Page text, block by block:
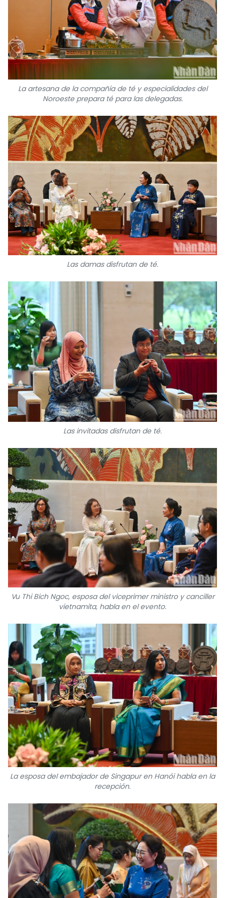
La artesana de la compañía de té y especialidades del
Noroeste prepara té para las delegadas.
Las damas disfrutan de té.
Las invitadas disfrutan de té.
Vu Thi Bich Ngoc, esposa del viceprimer ministro y canciller
vietnamita, habla en el evento.
La esposa del embajador de Singapur en Hanói habla en la
recepción.